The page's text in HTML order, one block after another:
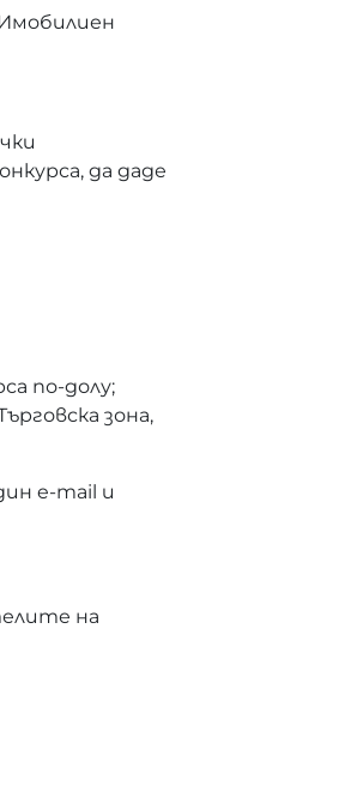
да даде
по-долу;
зона,
e-mail и
на